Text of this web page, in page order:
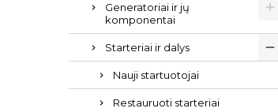
Generatoriai ir jų
komponentai
Starteriai ir dalys
Nauji startuotojai
Restauruoti starteriai